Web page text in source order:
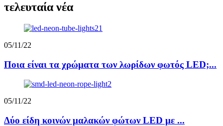
τελευταία νέα
05/11/22
Ποια είναι τα χρώματα των λωρίδων φωτός LED;...
05/11/22
Δύο είδη κοινών μαλακών φώτων LED με ...